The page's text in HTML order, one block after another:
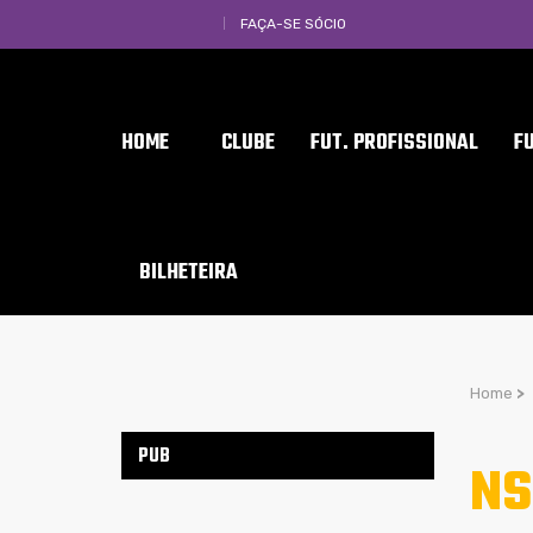
FAÇA-SE SÓCIO
HOME CLUBE FUT. PROFISSIONAL
BILHETEIRA
Home >
PUB